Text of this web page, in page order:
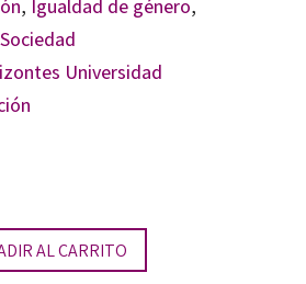
, Igualdad de género,
Sociedad
Universidad
AL CARRITO